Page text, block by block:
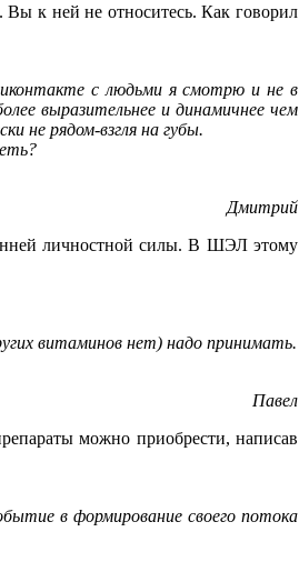
Вы к ней не относитесь. Как говорил
с людьми я смотрю и не в
выразительнее и динамичнее чем
не рядом-взгля на губы.
Дмитрий
личностной силы. В ШЭЛ этому
витаминов нет) надо принимать.
Павел
можно приобрести, написав
в формирование своего потока